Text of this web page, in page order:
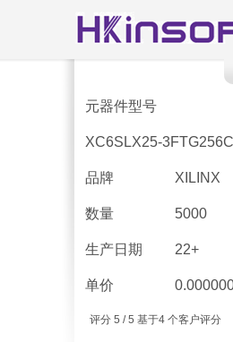
元器件型号
XC6SLX25-3FTG256C
品牌 XILINX
数量 5000
生产日期 22+
单价
评分 5 / 5 基于4个客户评分